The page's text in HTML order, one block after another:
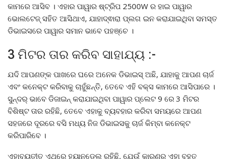
କାମରେ ଆସିବ । ଏହାର ପାୱାର ଷ୍ଟ୍ରିପ 2500W ର ହାଇ ପାୱାର
ଭୋଲଟେଜ୍ ସହିତ ଆସିଥାଏ, ଯାହାଦ୍ଵାରା ପ୍ଲଗ ଇନ କରାଯାଇଥିବା ସମସ୍ତ
ଡିଭାଇସରେ ପାୱାର ସମାନ ଭାବେ ପହଞ୍ଚେ ।
3 ମିଟର ତାର କରିବ ସାହାଯ୍ୟ :-
ଯଦି ଆପଣଙ୍କ ପାଖରେ ଘରେ ଅନେକ ଡିଭାଇସ୍ ଅଛି, ଯାହାକୁ ଆପଣ ଚାର୍ଜ
ଏବଂ କନେକ୍ଟ କରିବାକୁ ଚାହୁଁଛନ୍ତି, ତେବେ ଏହି ବକ୍ସ କାମରେ ଆସିପାରେ ।
ସୁନ୍ଦର୍ ଭାବେ ଡିଜାଇନ୍ କରାଯାଇଥିବା ପାୱାର ପ୍ଲେଟ 9 ରେ 3 ମିଟର
ବିଶିଷ୍ଟ ତାର ରହିଛି, ତେବେ ଏହାକୁ ବ୍ୟବହାର କରିବା ସମୟରେ ଆପଣ
ସହଜରେ ଦୂରରେ ବସି ମଧ୍ୟ ନିଜ ଡିଭାଇସକୁ ଚାର୍ଜ କିମ୍ବା କନେକ୍ଟ
କରିପାରିବେ ।
ଏହାବ୍ୟତୀତ ଏଥିରେ ହ୍ୟାନଡେଲ ରହିଛି, ଯେଉଁ କାରଣରୁ ଏହା ବହୁତ୍